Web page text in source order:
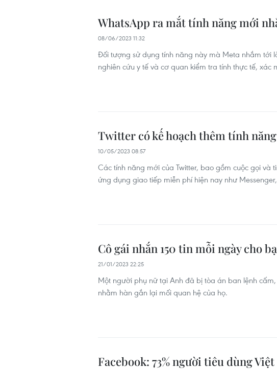
WhatsApp ra mắt tính năng mới
08/06/2023 11:32
Đối tượng sử dụng tính năng này mà Meta nhắm tới
nghiên cứu y tế và cơ quan kiểm tra tính thực tế, xác
Twitter có kế hoạch thêm tính
10/05/2023 08:57
Các tính năng mới của Twitter, bao gồm cuộc gọi
ứng dụng giao tiếp miễn phí hiện nay như
Cô gái nhắn 150 tin mỗi ngày cho
21/01/2023 22:25
Một người phụ nữ tại Anh đã bị tòa án ban lệnh
nhằm hàn gắn lại mối quan hệ của họ.
Facebook: 73% người tiêu dùng